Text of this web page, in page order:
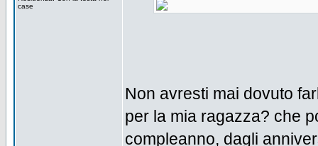
case
Non avresti mai dovuto
per la mia ragazza? che
compleanno, dagli